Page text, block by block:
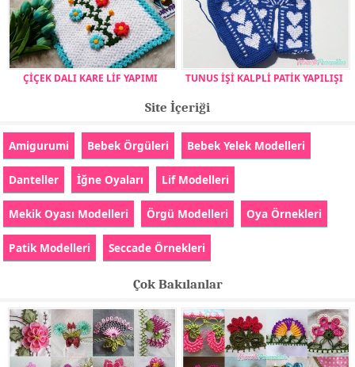
ÇİÇEK DALI KARE LİF YAPIMI TUNUS İŞİ KALPLİ PATİK YAPILIŞI
Site İçeriği
Amigurumi Bebek Örgüleri Bebek Yelek Modelleri
Danteller İğne Oyaları Lif Modelleri
Mekik Oyası Modelleri Örgü Modelleri Oya Örnekleri
Patik Modelleri Seccade Örnekleri
Çok Bakılanlar